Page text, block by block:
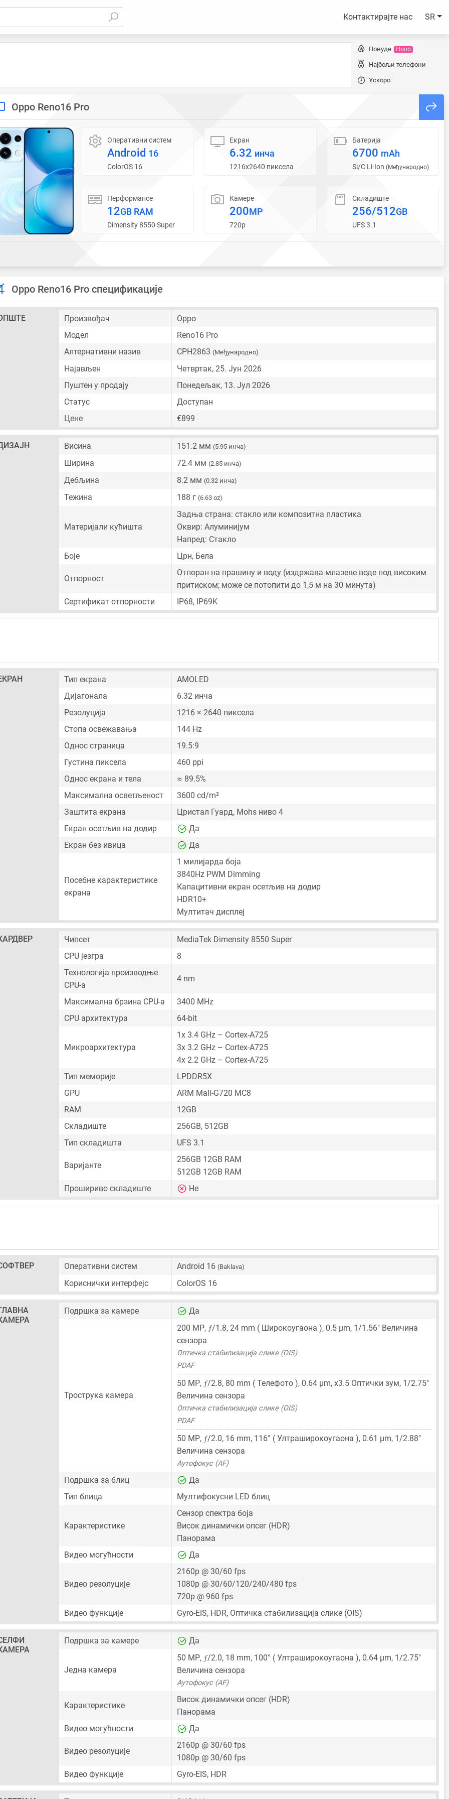
Контактирајте нас SR
Понуде Ново
Најбољи телефони
Ускоро
Oppo Reno16 Pro
Оперативни систем
Android 16
ColorOS 16
Екран
6.32 инча
1216x2640 пиксела
Батерија
6700 mAh
Si/C Li-Ion (Међународно)
Перформансе
12GB RAM
Dimensity 8550 Super
Камере
200MP
720p
Складиште
256/512GB
UFS 3.1
Oppo Reno16 Pro спецификације
Произвођач
Oppo
Модел
Reno16 Pro
Алтернативни назив
CPH2863 (Међународно)
Најављен
Четвртак, 25. Јун 2026
Пуштен у продају
Понедељак, 13. Јул 2026
Статус
Доступан
Цене
€899
Висина 151.2 мм (5.95 инча)
Ширина 72.4 мм (2.85 инча)
Дебљина 8.2 мм (0.32 инча)
Тежина 188 г (6.63 oz)
Материјали кућишта
Задња страна: стакло или композитна пластика
Оквир: Алуминијум
Напред: Стакло
Боје
Црн, Бела
Отпорност
Отпоран на прашину и воду (издржава млазеве воде под високим
притиском; може се потопити до 1,5 м на 30 минута)
Сертификат отпорности
IP68, IP69K
Тип екрана
AMOLED
Дијагонала
6.32 инча
Резолуција
1216 × 2640 пиксела
Стопа освежавања
144 Hz
Однос страница
19.5:9
Густина пиксела
460 ppi
Однос екрана и тела
≈ 89.5%
Максимална осветљеност
3600 cd/m²
Заштита екрана
Цристал Гуард, Mohs ниво 4
Екран осетљив на додир
Да
Екран без ивица
Да
Посебне карактеристике
екрана
1 милијарда боја
3840Hz PWM Dimming
Капацитивни екран осетљив на додир
HDR10+
Мултитач дисплеј
Чипсет
MediaTek Dimensity 8550 Super
CPU језгра
8
Технологија производње
CPU-а
4 nm
Максимална брзина CPU-а
3400 MHz
CPU архитектура
64-bit
Микроархитектура
1x 3.4 GHz – Cortex-A725
3x 3.2 GHz – Cortex-A725
4x 2.2 GHz – Cortex-A725
Тип меморије
LPDDR5X
GPU
ARM Mali-G720 MC8
RAM
12GB
Складиште
256GB, 512GB
Тип складишта
UFS 3.1
Варијанте
256GB 12GB RAM
512GB 12GB RAM
Прошириво складиште
Не
Оперативни систем Android 16 (Baklava)
Кориснички интерфејс ColorOS 16
Подршка за камере Да
Трострука камера
200 MP, ƒ/1.8, 24 mm ( Широкоугаона ), 0.5 μm, 1/1.56" Величина
сензора
Оптичка стабилизација слике (OIS)
PDAF
50 MP, ƒ/2.8, 80 mm ( Телефото ), 0.64 μm, x3.5 Оптички зум, 1/2.75"
Величина сензора
Оптичка стабилизација слике (OIS)
PDAF
50 MP, ƒ/2.0, 16 mm, 116° ( Ултраширокоугаона ), 0.61 μm, 1/2.88"
Величина сензора
Аутофокус (AF)
Подршка за блиц
Да
Тип блица
Мултифокусни LED блиц
Карактеристике
Сензор спектра боја
Висок динамички опсег (HDR)
Панорама
Видео могућности
Да
Видео резолуције
2160p @ 30/60 fps
1080p @ 30/60/120/240/480 fps
720p @ 960 fps
Видео функције
Gyro-EIS, HDR, Оптичка стабилизација слике (OIS)
Подршка за камере Да
Једна камера
50 MP, ƒ/2.0, 18 mm, 100° ( Ултраширокоугаона ), 0.64 μm, 1/2.75"
Величина сензора
Аутофокус (AF)
Карактеристике
Висок динамички опсег (HDR)
Панорама
Видео могућности
Да
Видео резолуције
2160p @ 30/60 fps
1080p @ 30/60 fps
Видео функције
Gyro-EIS, HDR